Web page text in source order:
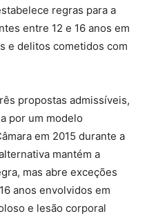
regras para a
entre 12 e 16 anos em
e delitos cometidos com
propostas admissíveis,
por um modelo
em 2015 durante a
mantém a
mas abre exceções
anos envolvidos em
e lesão corporal